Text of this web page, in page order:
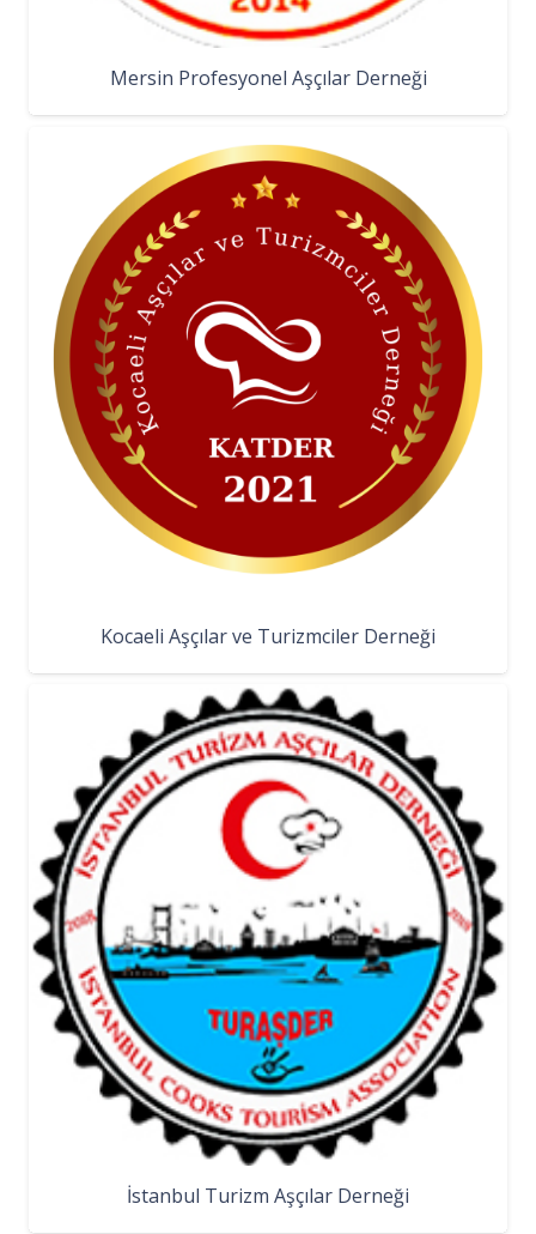
Mersin Profesyonel Aşçılar Derneği
Kocaeli Aşçılar ve Turizmciler Derneği
İstanbul Turizm Aşçılar Derneği